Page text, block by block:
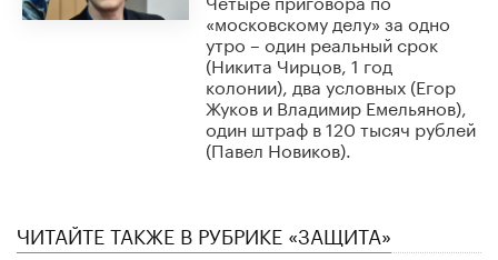
«московскому делу» за одно
утро – один реальный срок
(Никита Чирцов, 1 год
колонии), два условных (Егор
Жуков и Владимир Емельянов),
один штраф в 120 тысяч рублей
(Павел Новиков).
ЧИТАЙТЕ ТАКЖЕ В РУБРИКЕ «ЗАЩИТА»